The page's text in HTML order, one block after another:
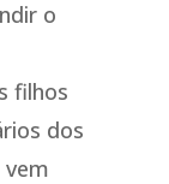
o
filhos
dos